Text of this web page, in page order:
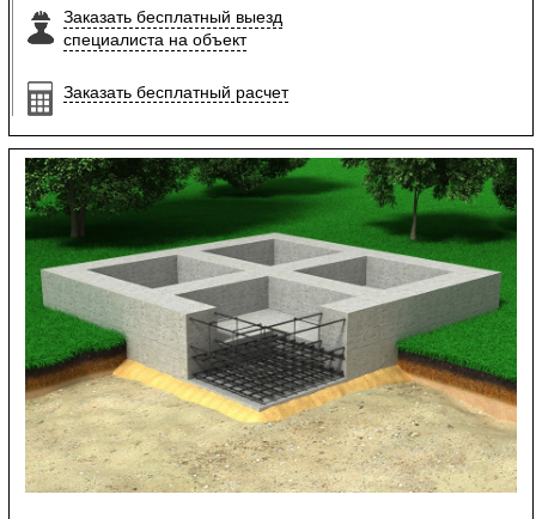
Заказать бесплатный выезд
специалиста на объект
Заказать бесплатный расчет